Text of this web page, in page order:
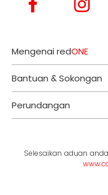
Mengenai redONE
Bantuan & Sokongan
Perundangan
Selesaikan aduan